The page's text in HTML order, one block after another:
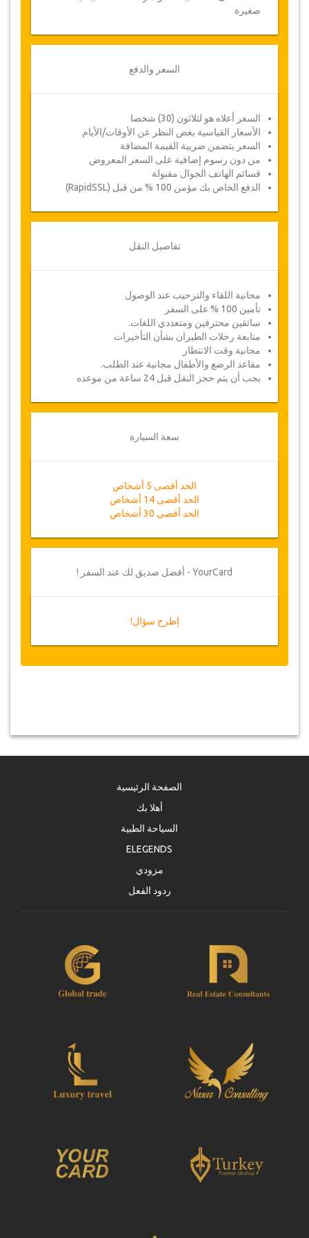
صغيرة
السعر والدفع
السعر أعلاه هو لثلاثون (30) شخصا
الأسعار القياسية بغض النظر عن الأوقات/الأيام
السعر يتضمن ضريبة القيمة المضافة
من دون رسوم إضافية على السعر المعروض
قسائم الهاتف الجوال مقبولة
الدفع الخاص بك مؤمن 100 % من قبل (RapidSSL)
تفاصيل النقل
مجانية اللقاء والترحيب عند الوصول
تأمين 100 % على السفر
سائقين محترفين ومتعددي اللغات.
متابعة رحلات الطيران بشأن التأخيرات
مجانية وقت الانتظار
مقاعد الرضع والأطفال مجانية عند الطلب.
يجب أن يتم حجز النقل قبل 24 ساعة من موعده
سعة السيارة
الحد أقصى 5 أشخاص
الحد أقصى 14 أشخاص
الحد أقصى 30 أشخاص
YourCard - أفضل صديق لك عند السفر !
إطرح سؤال!
الصفحة الرئيسية
أهلا بك
السياحة الطبية
ELEGENDS
مزودي
ردود الفعل